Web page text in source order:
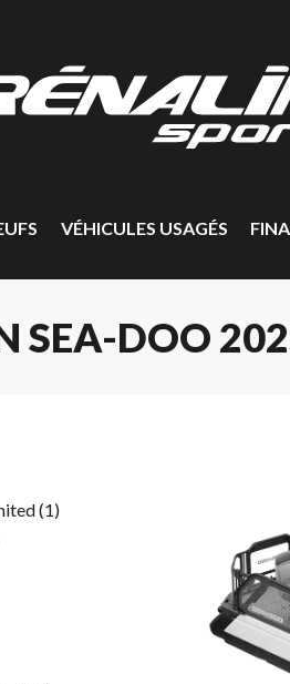
VÉHICULES USAGÉS
SEA-DOO
(1)